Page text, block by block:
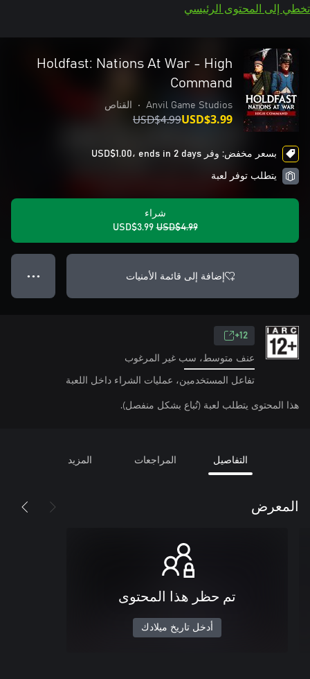
تخطي إلى المحتوى الرئيسي
Holdfast: Nations At War - High
Command
Anvil Game Studios
• القناص
USD$4.99USD$3.99
بسعر مخفض: وفر USD$1.00، ends in 2 days
يتطلب توفر لعبة
شراء
USD$4.99
USD$3.99
إضافة إلى قائمة الأمنيات ● ● ●
12+
عنف متوسط، سب غير المرغوب
تفاعل المستخدمين، عمليات الشراء داخل اللعبة
هذا المحتوى يتطلب لعبة (تُباع بشكل منفصل).
التفاصيل المراجعات المزيد
المعرض
تم حظر هذا المحتوى
أدخل تاريخ ميلادك